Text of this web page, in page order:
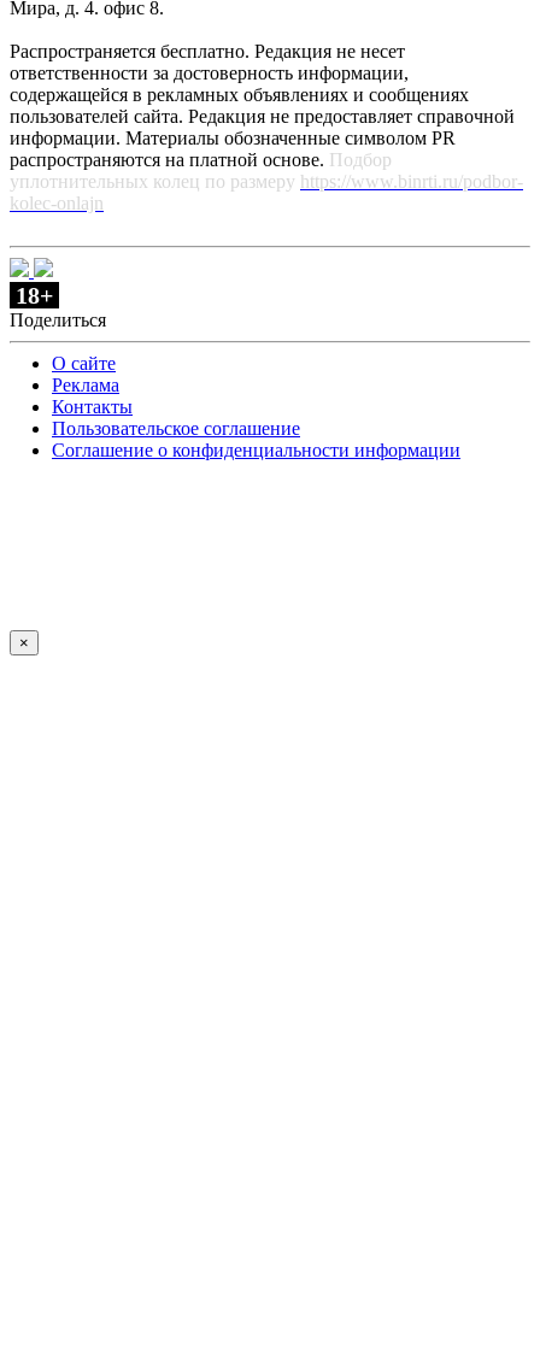
Мира, д. 4. офис 8.
Распространяется бесплатно. Редакция не несет
ответственности за достоверность информации,
содержащейся в рекламных объявлениях и сообщениях
пользователей сайта. Редакция не предоставляет справочной
информации. Материалы обозначенные символом PR
распространяются на платной основе. Подбор
уплотнительных колец по размеру https://www.binrti.ru/podbor-
kolec-onlajn
18+
Поделиться
О сайте
Реклама
Контакты
Пользовательское соглашение
Соглашение о конфиденциальности информации
×